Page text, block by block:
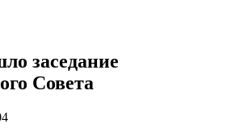
заседание
Совета